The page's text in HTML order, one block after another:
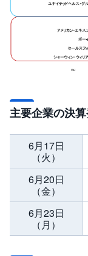
主要企業の決
6月17日
（火）
6月20日
（金）
6月23日
（月）